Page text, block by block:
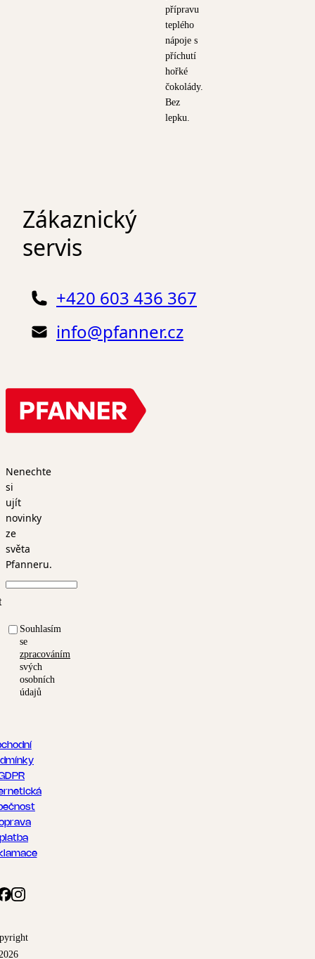
přípravu
teplého
nápoje s
příchutí
hořké
čokolády.
Bez
lepku.
Nenechte
si
ujít
novinky
ze
světa
Pfanneru.
Souhlasím
se
zpracováním
svých
osobních
údajů
Zákaznický
servis
+420 603 436 367
info@pfanner.cz